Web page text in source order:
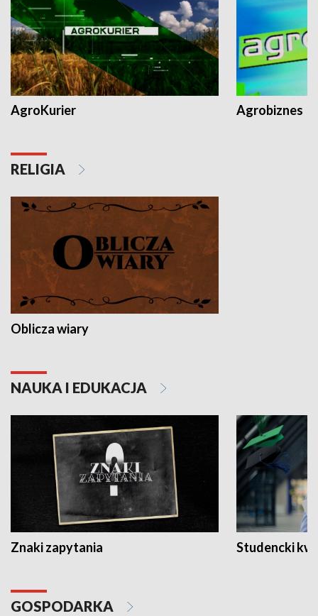
AgroKurier Agrobiznes
RELIGIA
Oblicza wiary
NAUKA I EDUKACJA
Znaki zapytania Studencki
GOSPODARKA